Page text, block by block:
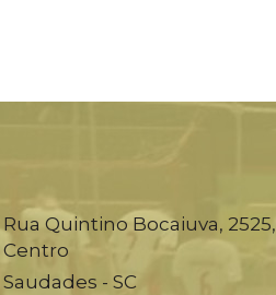
Rua Quintino Bocaiuva, 2525,
Centro
Saudades - SC